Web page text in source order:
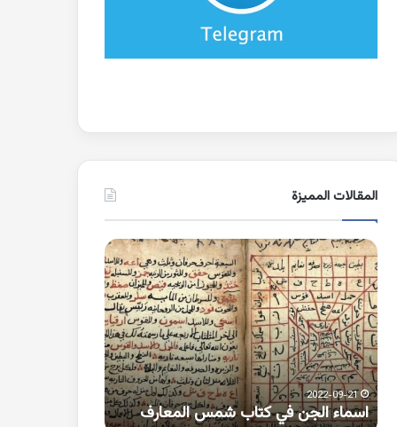
المقالات المميزة
اسماء
الجن
في
كتاب
شمس
المعارف
2022-09-21
اسماء الجن في كتاب شمس المعارف
كلمات
بها
همزة
متطرفة
على
الواو